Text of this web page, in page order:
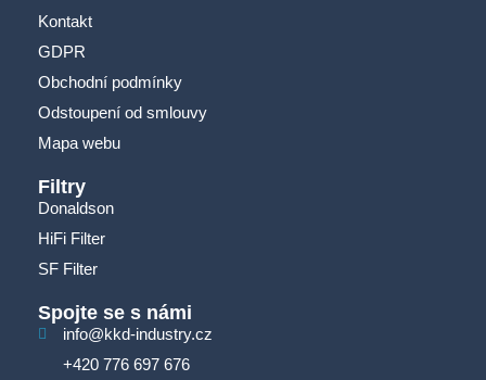
Kontakt
GDPR
Obchodní podmínky
Odstoupení od smlouvy
Mapa webu
Filtry
Donaldson
HiFi Filter
SF Filter
Spojte se s námi
info@kkd-industry.cz
+420 776 697 676